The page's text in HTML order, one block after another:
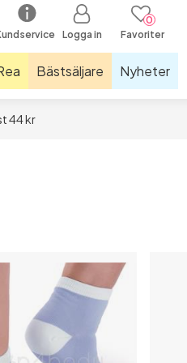
Logga in
0
Favoriter
och mattor
Bästsäljare Nyheter
44 kr